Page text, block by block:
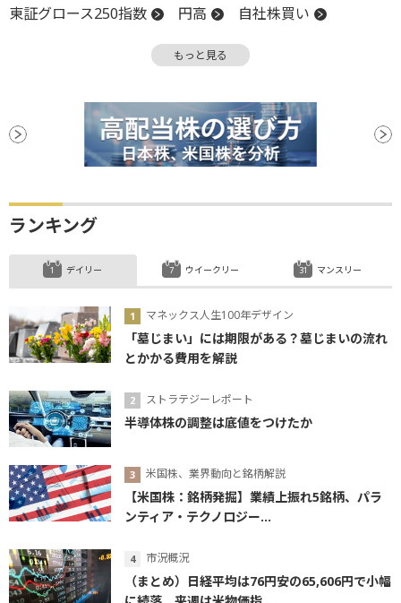
東証グロース250指数
円高
自社株買い
反発
引け
決算 材料
新興市場
続落
調整 安値
もっと見る
ランキング
デイリー
マネックス人生100年デザイン
「墓じまい」には期限がある？墓じまいの流れ
とかかる費用を解説
ストラテジーレポート
半導体株の調整は底値をつけたか
米国株、業界動向と銘柄解説
【米国株：銘柄発掘】業績上振れ5銘柄、パラ
ンティア・テクノロジー...
市況概況
（まとめ）日経平均は76円安の65,606円で小幅
ウイークリー マンスリー